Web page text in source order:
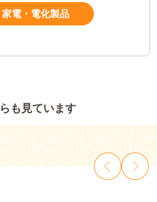
家電・電化製品
も見ています